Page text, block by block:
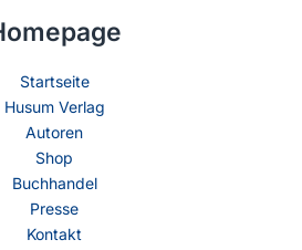
Startseite
Husum Verlag
Autoren
Shop
Buchhandel
Presse
Kontakt